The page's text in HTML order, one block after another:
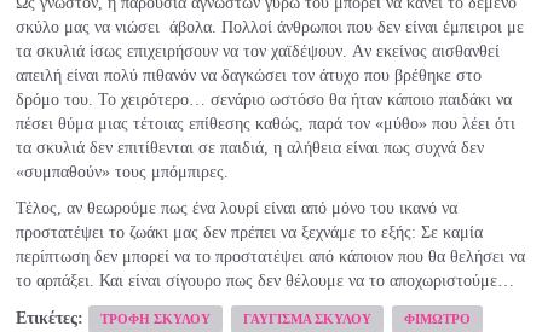
σκύλο μας να νιώσει άβολα. Πολλοί άνθρωποι που δεν είναι έμπειροι με
τα σκυλιά ίσως επιχειρήσουν να τον χαϊδέψουν. Aν εκείνος αισθανθεί
απειλή είναι πολύ πιθανόν να δαγκώσει τον άτυχο που βρέθηκε στο
δρόμο του. Το χειρότερο… σενάριο ωστόσο θα ήταν κάποιο παιδάκι να
πέσει θύμα μιας τέτοιας επίθεσης καθώς, παρά τον «μύθο» που λέει ότι
τα σκυλιά δεν επιτίθενται σε παιδιά, η αλήθεια είναι πως συχνά δεν
«συμπαθούν» τους μπόμπιρες.
Τέλος, αν θεωρούμε πως ένα λουρί είναι από μόνο του ικανό να
προστατέψει το ζωάκι μας δεν πρέπει να ξεχνάμε το εξής: Σε καμία
περίπτωση δεν μπορεί να το προστατέψει από κάποιον που θα θελήσει να
το αρπάξει. Και είναι σίγουρο πως δεν θέλουμε να το αποχωριστούμε…
Ετικέτες: ΤΡΟΦΗ ΣΚΥΛΟΥ ΓΑΥΓΙΣΜΑ ΣΚΥΛΟΥ ΦΙΜΩΤΡΟ